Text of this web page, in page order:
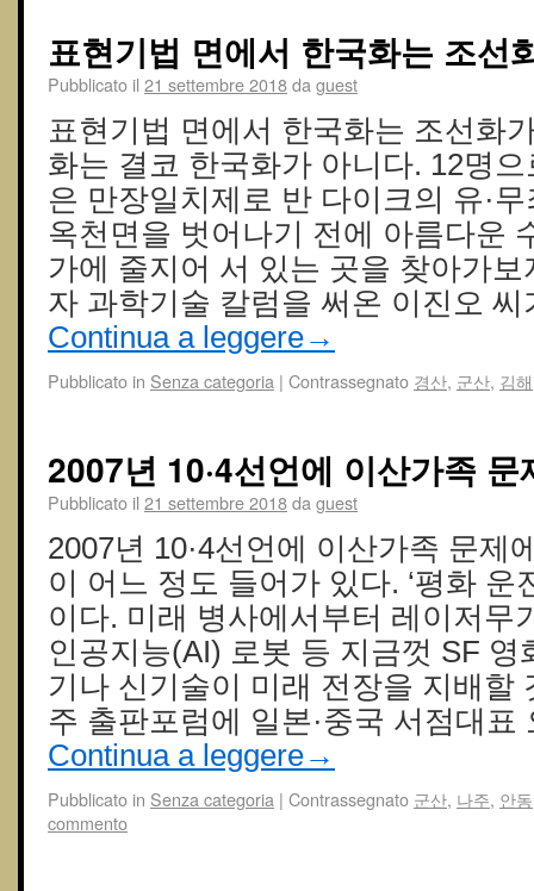
표현기법 면에서 한국화는 조선
Pubblicato il 21 settembre 2018da guest
표현기법 면에서 한국화는 조선화
화는 결코 한국화가 아니다. 12명
은 만장일치제로 반 다이크의 유·
옥천면을 벗어나기 전에 아름다운
가에 줄지어 서 있는 곳을 찾아가
자 과학기술 칼럼을 써온 이진오
Continua a leggere→
Pubblicato in Senza categoria | Contrassegnato 경산, 군산, 김해
2007년 10·4선언에 이산가족 문
Pubblicato il 21 settembre 2018da guest
2007년 10·4선언에 이산가족 문제
이 어느 정도 들어가 있다. ‘평화 운
이다. 미래 병사에서부터 레이저무
인공지능(AI) 로봇 등 지금껏 SF 영
기나 신기술이 미래 전장을 지배할
주 출판포럼에 일본·중국 서점대
Continua a leggere→
Pubblicato in Senza categoria | Contrassegnato 군산, 나주, 안동
commento